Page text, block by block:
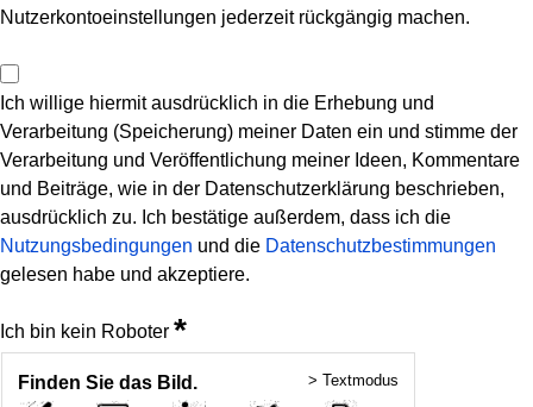
Nutzerkontoeinstellungen jederzeit rückgängig machen.
Ich willige hiermit ausdrücklich in die Erhebung und
Verarbeitung (Speicherung) meiner Daten ein und stimme der
Verarbeitung und Veröffentlichung meiner Ideen, Kommentare
und Beiträge, wie in der Datenschutzerklärung beschrieben,
ausdrücklich zu. Ich bestätige außerdem, dass ich die
Nutzungsbedingungen und die Datenschutzbestimmungen
gelesen habe und akzeptiere.
Ich bin kein Roboter *
Finden Sie das Bild. > Textmodus